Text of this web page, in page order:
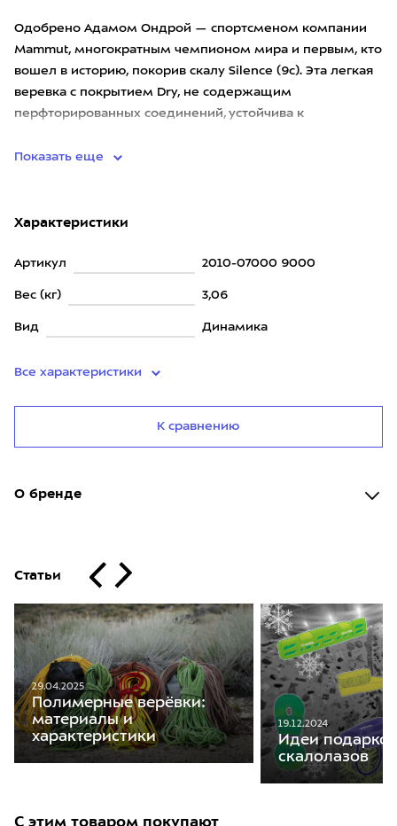
Одобрено Адамом Ондрой — спортсменом компании
Mammut, многократным чемпионом мира и первым, кто
вошел в историю, покорив скалу Silence (9c). Эта легкая
веревка с покрытием Dry, не содержащим
перфторированных соединений, устойчива к
Показать еще
Характеристики
Артикул 2010-07000 9000
Вес (кг) 3,06
Вид Динамика
Все характеристики
К сравнению
О бренде
Статьи
29.04.2025
Полимерные верёвки:
материалы и
характеристики
19.12.2024
Идеи
скалолазов
С этим товаром покупают